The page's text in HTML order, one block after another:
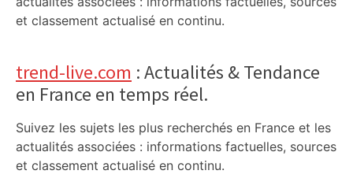
et classement actualisé en continu.
trend-live.com : Actualités & Tendance
en France en temps réel.
Suivez les sujets les plus recherchés en France et les
actualités associées : informations factuelles, sources
et classement actualisé en continu.